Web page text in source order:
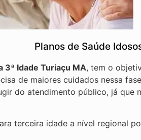
Planos de Saúde
3ª Idade Turiaçu MA, tem o
de maiores cuidados nessa
do atendimento público, já que
terceira idade a nível regional